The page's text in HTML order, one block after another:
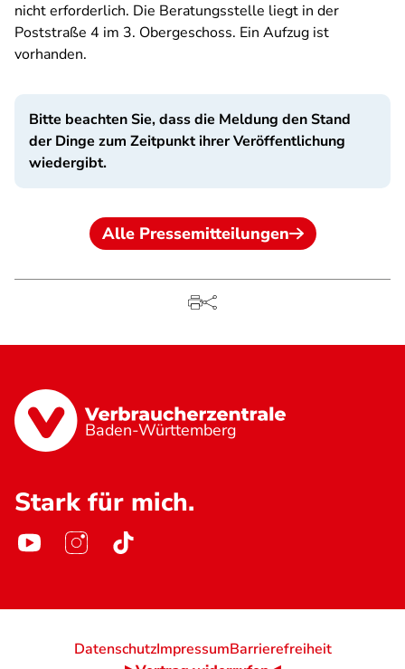
nicht erforderlich. Die Beratungsstelle liegt in der
Poststraße 4 im 3. Obergeschoss. Ein Aufzug ist
vorhanden.
Bitte beachten Sie, dass die Meldung den Stand
der Dinge zum Zeitpunkt ihrer Veröffentlichung
wiedergibt.
Alle Pressemitteilungen
Baden-Württemberg
Stark für mich.
DatenschutzImpressumBarrierefreiheit